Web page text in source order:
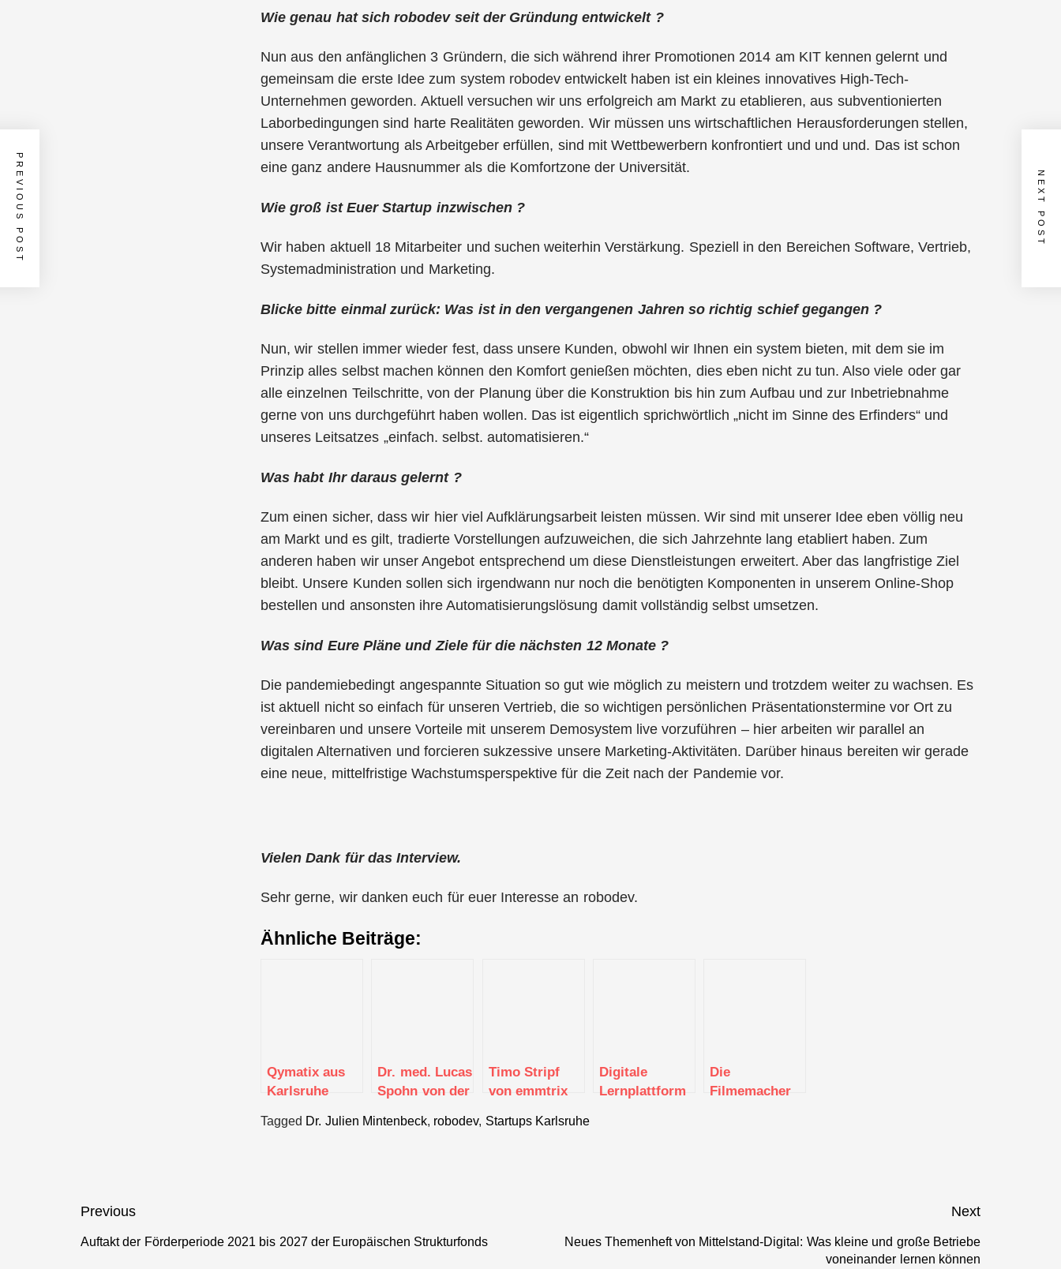
Wie genau hat sich robodev seit der Gründung entwickelt ?
Nun aus den anfänglichen 3 Gründern, die sich während ihrer Promotionen 2014 am KIT kennen gelernt und
gemeinsam die erste Idee zum system robodev entwickelt haben ist ein kleines innovatives High-Tech-
Unternehmen geworden. Aktuell versuchen wir uns erfolgreich am Markt zu etablieren, aus subventionierten
Laborbedingungen sind harte Realitäten geworden. Wir müssen uns wirtschaftlichen Herausforderungen stellen,
unsere Verantwortung als Arbeitgeber erfüllen, sind mit Wettbewerbern konfrontiert und und und. Das ist schon
eine ganz andere Hausnummer als die Komfortzone der Universität.
Wie groß ist Euer Startup inzwischen ?
Wir haben aktuell 18 Mitarbeiter und suchen weiterhin Verstärkung. Speziell in den Bereichen Software, Vertrieb,
Systemadministration und Marketing.
Blicke bitte einmal zurück: Was ist in den vergangenen Jahren so richtig schief gegangen ?
Nun, wir stellen immer wieder fest, dass unsere Kunden, obwohl wir Ihnen ein system bieten, mit dem sie im
Prinzip alles selbst machen können den Komfort genießen möchten, dies eben nicht zu tun. Also viele oder gar
alle einzelnen Teilschritte, von der Planung über die Konstruktion bis hin zum Aufbau und zur Inbetriebnahme
gerne von uns durchgeführt haben wollen. Das ist eigentlich sprichwörtlich „nicht im Sinne des Erfinders“ und
unseres Leitsatzes „einfach. selbst. automatisieren.“
Was habt Ihr daraus gelernt ?
Zum einen sicher, dass wir hier viel Aufklärungsarbeit leisten müssen. Wir sind mit unserer Idee eben völlig neu
am Markt und es gilt, tradierte Vorstellungen aufzuweichen, die sich Jahrzehnte lang etabliert haben. Zum
anderen haben wir unser Angebot entsprechend um diese Dienstleistungen erweitert. Aber das langfristige Ziel
bleibt. Unsere Kunden sollen sich irgendwann nur noch die benötigten Komponenten in unserem Online-Shop
bestellen und ansonsten ihre Automatisierungslösung damit vollständig selbst umsetzen.
Was sind Eure Pläne und Ziele für die nächsten 12 Monate ?
Die pandemiebedingt angespannte Situation so gut wie möglich zu meistern und trotzdem weiter zu wachsen. Es
ist aktuell nicht so einfach für unseren Vertrieb, die so wichtigen persönlichen Präsentationstermine vor Ort zu
vereinbaren und unsere Vorteile mit unserem Demosystem live vorzuführen – hier arbeiten wir parallel an
digitalen Alternativen und forcieren sukzessive unsere Marketing-Aktivitäten. Darüber hinaus bereiten wir gerade
eine neue, mittelfristige Wachstumsperspektive für die Zeit nach der Pandemie vor.
Vielen Dank für das Interview.
Sehr gerne, wir danken euch für euer Interesse an robodev.
Ähnliche Beiträge:
Qymatix aus
Karlsruhe
Zukunft
Dr. med. Lucas
Spohn von der
im Interview
Timo Stripf
von emmtrix
im Interview
Digitale
Lernplattform
Die
Filmemacher
Tagged Dr. Julien Mintenbeck, robodev, Startups Karlsruhe
Beitragsnavigation
Previous
Previous
Auftakt der Förderperiode 2021 bis 2027 der Europäischen Strukturfonds
Next
Next
Neues Themenheft von Mittelstand-Digital: Was kleine und große Betriebe
voneinander lernen können
PREVIOUS POST NEXT POST